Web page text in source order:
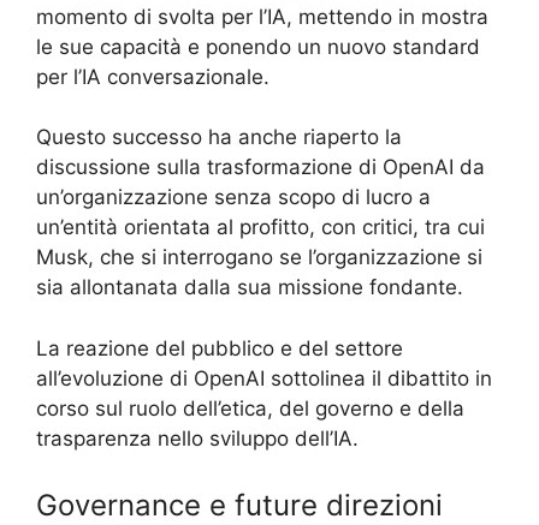
momento di svolta per l’IA, mettendo in mostra
le sue capacità e ponendo un nuovo standard
per l’IA conversazionale.
Questo successo ha anche riaperto la
discussione sulla trasformazione di OpenAI da
un’organizzazione senza scopo di lucro a
un’entità orientata al profitto, con critici, tra cui
Musk, che si interrogano se l’organizzazione si
sia allontanata dalla sua missione fondante.
La reazione del pubblico e del settore
all’evoluzione di OpenAI sottolinea il dibattito in
corso sul ruolo dell’etica, del governo e della
trasparenza nello sviluppo dell’IA.
Governance e future direzioni